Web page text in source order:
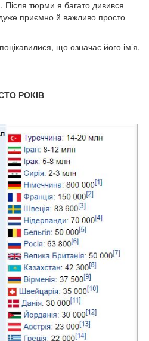
Після тюрми я багато дивився
приємно й важливо просто
що означає його ім’я,
РОКІВ